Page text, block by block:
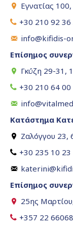
Εγνατίας
+30 210 92 36
info@kifidis-
Επίσημος
Γκύζη 29-31,
+30 210 64 00
Κατάστημα
Ζαλόγγου 23,
+30 235 10 23
Επίσημος
25ης
+357 22